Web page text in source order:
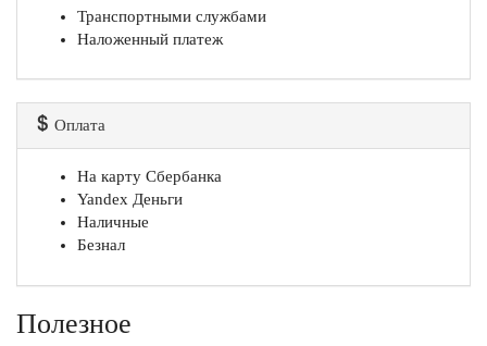
Транспортными службами
Наложенный платеж
Оплата
На карту Сбербанка
Yandex Деньги
Наличные
Безнал
Полезное